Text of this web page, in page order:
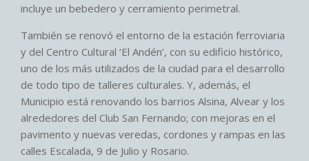
incluye un bebedero y cerramiento perimetral.
También se renovó el entorno de la estación ferroviaria
y del Centro Cultural ‘El Andén’, con su edificio histórico,
uno de los más utilizados de la ciudad para el desarrollo
de todo tipo de talleres culturales. Y, además, el
Municipio está renovando los barrios Alsina, Alvear y los
alrededores del Club San Fernando; con mejoras en el
pavimento y nuevas veredas, cordones y rampas en las
calles Escalada, 9 de Julio y Rosario.